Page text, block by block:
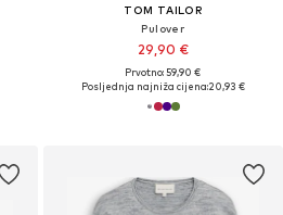
TOM TAILOR
Pulover
29,90 €
Prvotno: 59,90 €
Posljednja najniža cijena:20,93 €